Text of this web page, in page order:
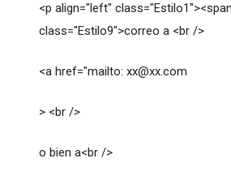
<p align="left" class="Estilo1"><span
class="Estilo9">correo a <br />
<a href="mailto: xx@xx.com
> <br />
o bien a<br />